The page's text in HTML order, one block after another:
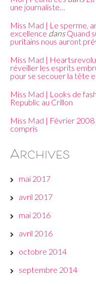
une journaliste…
Miss Mad | Le sperme,
excellence dansQuand
puritains nous auront
Miss Mad |
réveiller les esprits
pour se secouer la tête
Miss Mad | Looks de
Republic au Crillon
Miss Mad | Février 2008
compris
Archives
mai 2017
avril 2017
mai 2016
avril 2016
octobre 2014
septembre 2014